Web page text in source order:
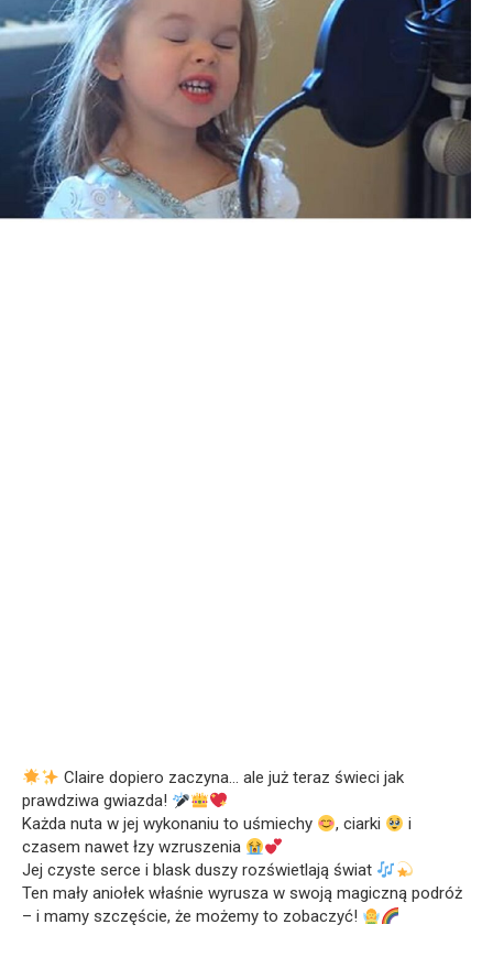
Claire dopiero zaczyna… ale już teraz świeci jak
prawdziwa gwiazda!
Każda nuta w jej wykonaniu to uśmiechy
, ciarki
i
czasem nawet łzy wzruszenia
Jej czyste serce i blask duszy rozświetlają świat
Ten mały aniołek właśnie wyrusza w swoją magiczną podróż
– i mamy szczęście, że możemy to zobaczyć!